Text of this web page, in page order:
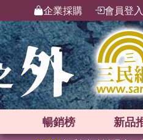
企業採購 會員登入
暢銷榜 新品